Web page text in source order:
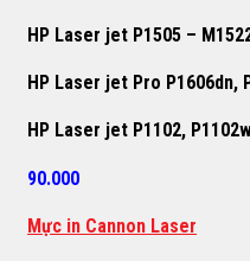
HP Laser jet P1505 –
HP Laser jet Pro P1606dn,
HP Laser jet P1102,
90.000
Mực in Cannon Laser